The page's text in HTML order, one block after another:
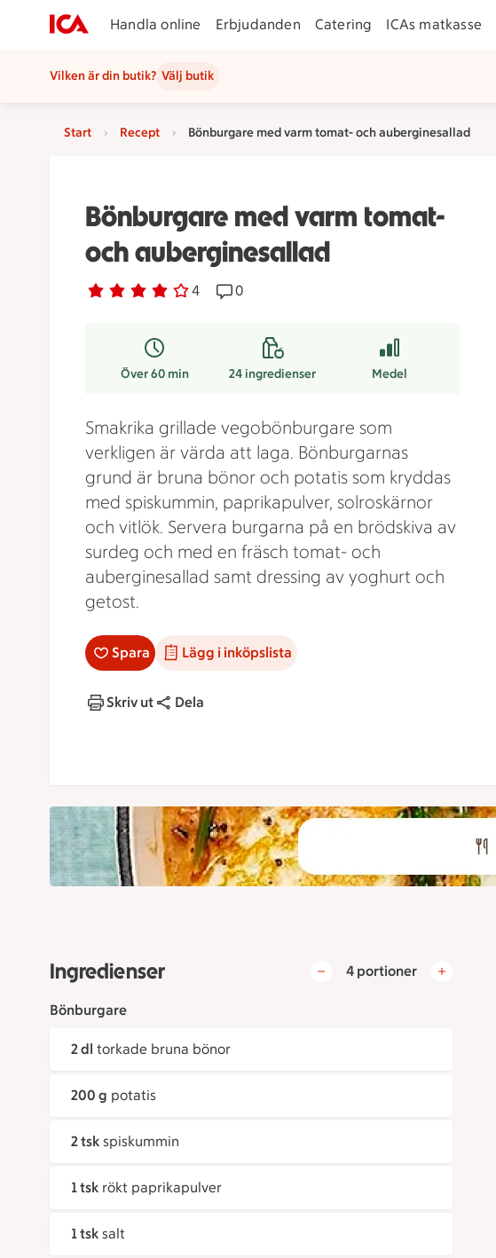
Handla online Erbjudanden Catering ICAs matkasse
Vilken är din butik? Välj butik
Start Recept Bönburgare med varm tomat- och auberginesallad
Bönburgare med varm tomat-
och auberginesallad
Betyg 3.8 av 5. 4
4 personer har röstatReceptet har 0 kommentarer
0
Över 60 min 24ingredienser Medel
Smakrika grillade vegobönburgare som
verkligen är värda att laga. Bönburgarnas
grund är bruna bönor och potatis som kryddas
med spiskummin, paprikapulver, solroskärnor
och vitlök. Servera burgarna på en brödskiva av
surdeg och med en fräsch tomat- och
auberginesallad samt dressing av yoghurt och
getost.
Spara Lägg i inköpslista
Skriv ut Dela
Ingredienser 4 portioner
Bönburgare
2 dl torkade bruna bönor
200 g potatis
2 tsk spiskummin
1 tsk rökt paprikapulver
1 tsk salt